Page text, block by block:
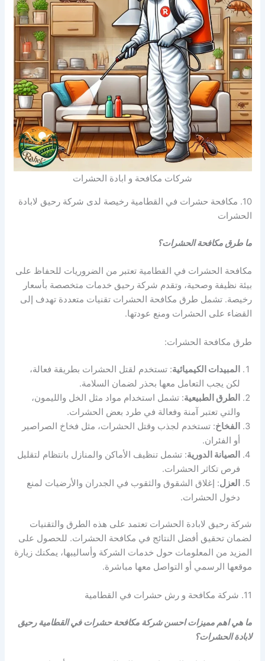
شركات مكافحة و ابادة الحشرات
10. مكافحة حشرات في القطامية رخيصة لدى شركة رحيق لابادة
الحشرات
ما طرق مكافحة الحشرات؟
مكافحة الحشرات في القطامية تعتبر من الضروريات للحفاظ على
بيئة نظيفة وصحية، وتقدم شركة رحيق خدمات متخصصة بأسعار
رخيصة. تشمل طرق مكافحة الحشرات تقنيات متعددة تهدف إلى
القضاء على الحشرات ومنع عودتها.
طرق مكافحة الحشرات:
المبيدات الكيميائية: تستخدم لقتل الحشرات بطريقة فعالة،
لكن يجب التعامل معها بحذر لضمان السلامة.
الطرق الطبيعية: تشمل استخدام مواد مثل الخل والليمون،
والتي تعتبر آمنة وفعالة في طرد بعض الحشرات.
الفخاخ: تستخدم لجذب وقتل الحشرات، مثل فخاخ الصراصير
أو الفئران.
الصيانة الدورية: تشمل تنظيف الأماكن والمنازل بانتظام لتقليل
فرص تكاثر الحشرات.
العزل: إغلاق الشقوق والثقوب في الجدران والأرضيات لمنع
دخول الحشرات.
شركة رحيق لابادة الحشرات تعتمد على هذه الطرق والتقنيات
لضمان تحقيق أفضل النتائج في مكافحة الحشرات. للحصول على
المزيد من المعلومات حول خدمات الشركة وأساليبها، يمكنك زيارة
موقعها الرسمي أو التواصل معها مباشرة.
11. شركة مكافحة و رش حشرات في القطامية
ما هي اهم مميزات احسن شركة مكافحة حشرات في القطامية رحيق
لابادة الحشرات؟